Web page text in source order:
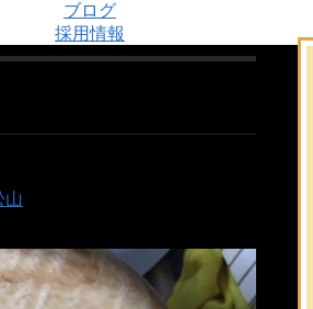
ブログ
採用情報
山